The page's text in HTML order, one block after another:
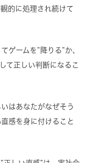
的に処理され続けて
ゲームを”降りる”か、
て正しい判断になるこ
はあなたがなぜそう
感を身に付けること